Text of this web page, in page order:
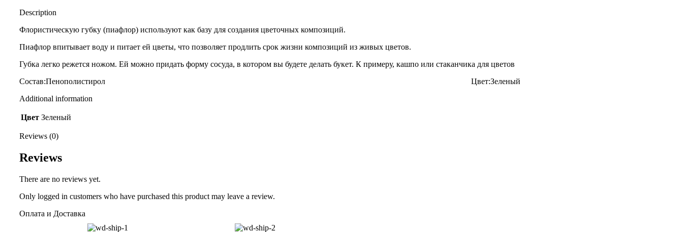
Description
Флористическую губку (пиафлор) используют как базу для создания цветочных композиций.
Пиафлор впитывает воду и питает ей цветы, что позволяет продлить срок жизни композиций из живых цветов.
Губка легко режется ножом. Ей можно придать форму сосуда, в котором вы будете делать букет. К примеру, кашпо или стаканчика для цветов
Состав:Пенополистирол Цвет:Зеленый
Additional information
Цвет Зеленый
Reviews (0)
Reviews
There are no reviews yet.
Only logged in customers who have purchased this product may leave a review.
Оплата и Доставка